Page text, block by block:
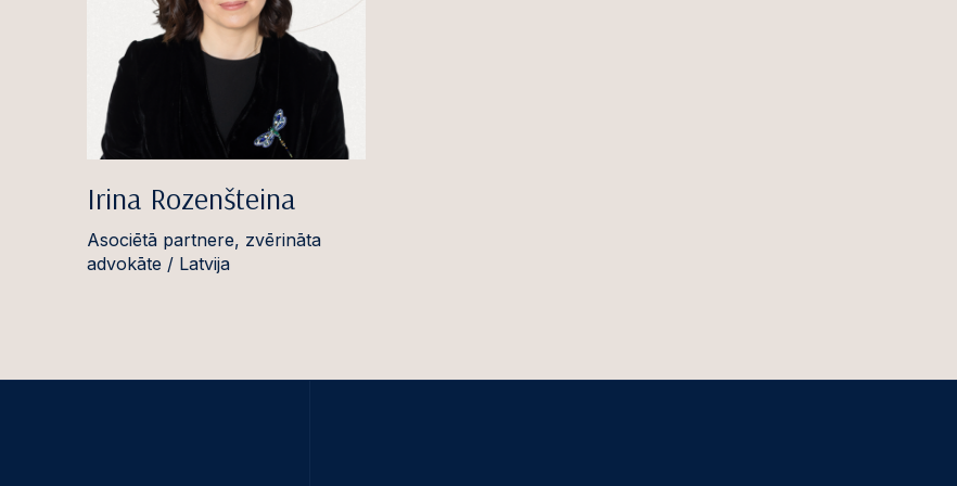
Irina Rozenšteina
Asociētā partnere, zvērināta
advokāte / Latvija